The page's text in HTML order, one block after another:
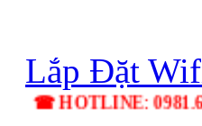
Lắp Đặt
☎ HOTLINE: